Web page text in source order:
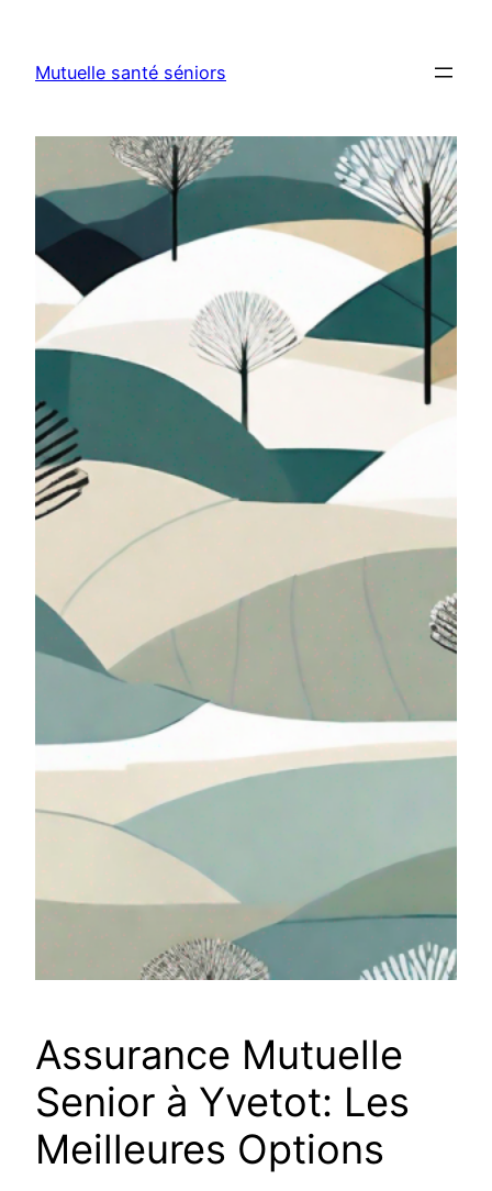
contenu
Mutuelle santé séniors
Assurance Mutuelle
Senior à Yvetot: Les
Meilleures Options